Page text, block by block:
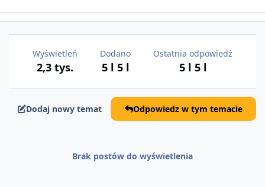
Wyświetleń
2,3 tys.
Dodano
5 l 5 l
Ostatnia odpowiedź
5 l 5 l
Dodaj nowy temat Odpowiedz w tym temacie
Brak postów do wyświetlenia